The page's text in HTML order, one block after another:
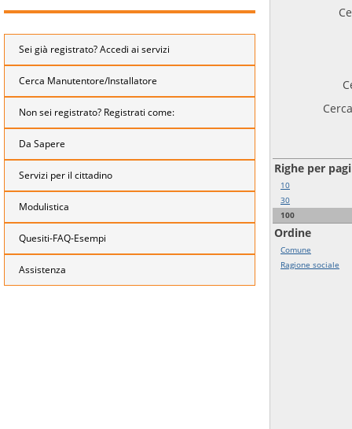
Sei già registrato? Accedi ai servizi
Cerca Manutentore/Installatore
Non sei registrato? Registrati come:
Da Sapere
Servizi per il cittadino
Modulistica
Quesiti-FAQ-Esempi
Assistenza
Righe per
10
30
100
Ordine
Comune
Ragione sociale